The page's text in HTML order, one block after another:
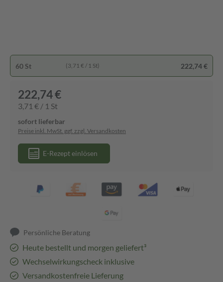
60 St (3,71 € / 1 St) 222,74 €
222,74 €
3,71 € / 1 St
sofort lieferbar
Preise inkl. MwSt. ggf. zzgl. Versandkosten
E-Rezept einlösen
Persönliche Beratung
Heute bestellt und morgen geliefert³
Wechselwirkungscheck inklusive
Versandkostenfreie Lieferung